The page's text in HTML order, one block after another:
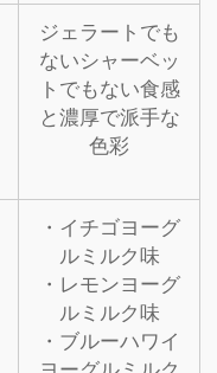
ジェラートでも
ないシャーベッ
トでもない食感
と濃厚で派手な
色彩
・イチゴヨーグ
ルミルク味
・レモンヨーグ
ルミルク味
・ブルーハワイ